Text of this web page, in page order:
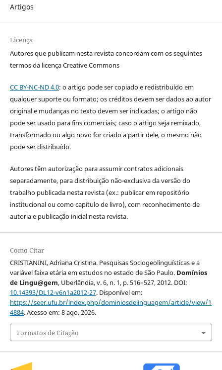
Artigos
Licença
Autores que publicam nesta revista concordam com os seguintes
termos da licença Creative Commons
CC BY-NC-ND 4.0: o artigo pode ser copiado e redistribuído em
qualquer suporte ou formato; os créditos devem ser dados ao autor
original e mudanças no texto devem ser indicadas; o artigo não
pode ser usado para fins comerciais; caso o artigo seja remixado,
transformado ou algo novo for criado a partir dele, o mesmo não
pode ser distribuído.
Autores têm autorização para assumir contratos adicionais
separadamente, para distribuição não-exclusiva da versão do
trabalho publicada nesta revista (ex.: publicar em repositório
institucional ou como capítulo de livro), com reconhecimento de
autoria e publicação inicial nesta revista.
Como Citar
CRISTIANINI, Adriana Cristina. Pesquisas Sociogeolinguísticas e a
variável faixa etária em estudos no estado de São Paulo. Domínios
de Lingu@gem, Uberlândia, v. 6, n. 1, p. 516–527, 2012. DOI:
10.14393/DL12-v6n1a2012-27. Disponível em:
https://seer.ufu.br/index.php/dominiosdelinguagem/article/view/1
4884. Acesso em: 8 ago. 2026.
Formatos de Citação